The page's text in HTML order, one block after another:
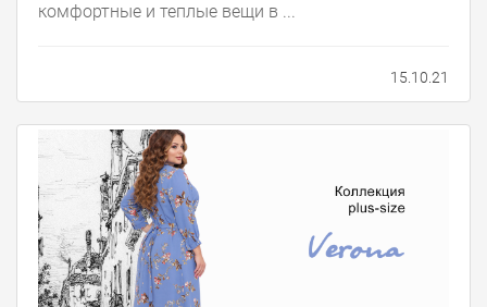
комфортные и теплые вещи в ...
15.10.21